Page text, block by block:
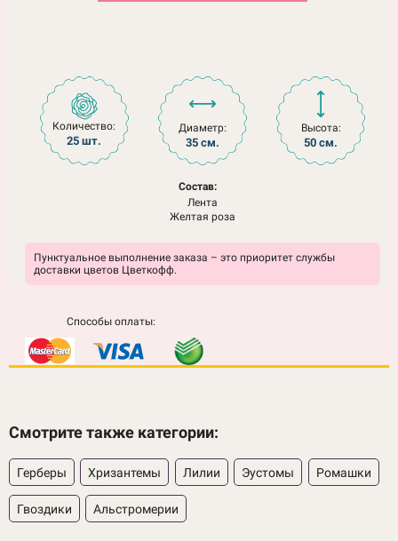
Количество:
25 шт.
Диаметр:
35 см.
Высота:
50 см.
Состав:
Лента
Желтая роза
Пунктуальное выполнение заказа – это приоритет службы
доставки цветов Цветкофф.
Способы оплаты:
Смотрите также категории:
Герберы Хризантемы Лилии Эустомы Ромашки
Гвоздики Альстромерии